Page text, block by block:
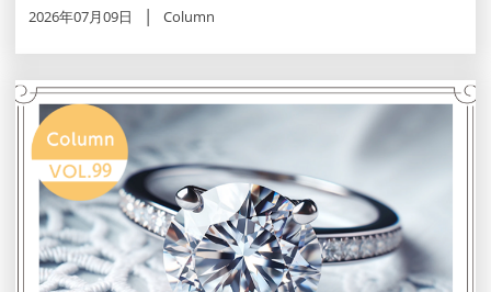
2026年07月09日 Column